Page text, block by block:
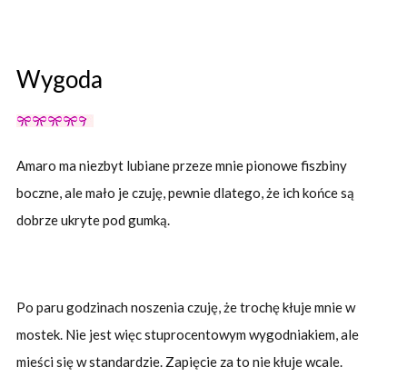
Wygoda
Amaro ma niezbyt lubiane przeze mnie pionowe fiszbiny
boczne, ale mało je czuję, pewnie dlatego, że ich końce są
dobrze ukryte pod gumką.
Po paru godzinach noszenia czuję, że trochę kłuje mnie w
mostek. Nie jest więc stuprocentowym wygodniakiem, ale
mieści się w standardzie. Zapięcie za to nie kłuje wcale.